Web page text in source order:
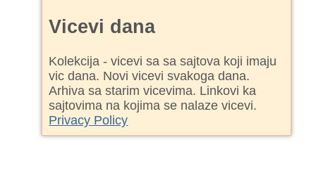
Vicevi dana
Kolekcija - vicevi sa sa sajtova koji imaju
vic dana. Novi vicevi svakoga dana.
Arhiva sa starim vicevima. Linkovi ka
sajtovima na kojima se nalaze vicevi.
Privacy Policy